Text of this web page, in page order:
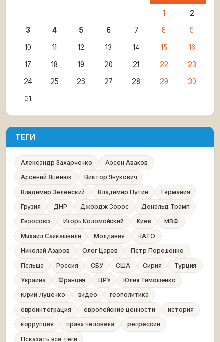
1
2
3
4 5 6 7 8
9
10
11 12 13 14 15
16
17
18 19 20 21 22
23
24
25 26 27 28 29
30
31
ТЕГИ
Александр Захарченко
Арсен Аваков
Арсений Яценюк
Виктор Янукович
Владимир Зеленский
Владимир Путин
Германия
Грузия
ДНР Джордж Сорос
Дональд Трамп
Евросоюз
Игорь Коломойский Киев
МВФ
Михаил Саакашвили
Молдавия
НАТО
Николай Азаров
Олег Царев
Петр Порошенко
Польша
Россия СБУ США Сирия
Турция
Украина
Франция ЦРУ
Юлия Тимошенко
Юрий Луценко
видео
геополитика
евроинтеграция
европейские ценности
история
коррупция
права человека
репрессии
Показать все теги